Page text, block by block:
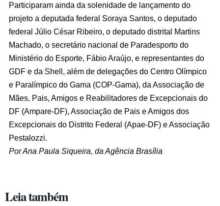
Participaram ainda da solenidade de lançamento do
projeto a deputada federal Soraya Santos, o deputado
federal Júlio César Ribeiro, o deputado distrital Martins
Machado, o secretário nacional de Paradesporto do
Ministério do Esporte, Fábio Araújo, e representantes do
GDF e da Shell, além de delegações do Centro Olímpico
e Paralímpico do Gama (COP-Gama), da Associação de
Mães, Pais, Amigos e Reabilitadores de Excepcionais do
DF (Ampare-DF), Associação de Pais e Amigos dos
Excepcionais do Distrito Federal (Apae-DF) e Associação
Pestalozzi.
Por Ana Paula Siqueira, da Agência Brasília
Leia também